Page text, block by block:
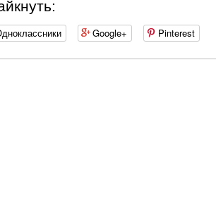
Google+ Pinterest